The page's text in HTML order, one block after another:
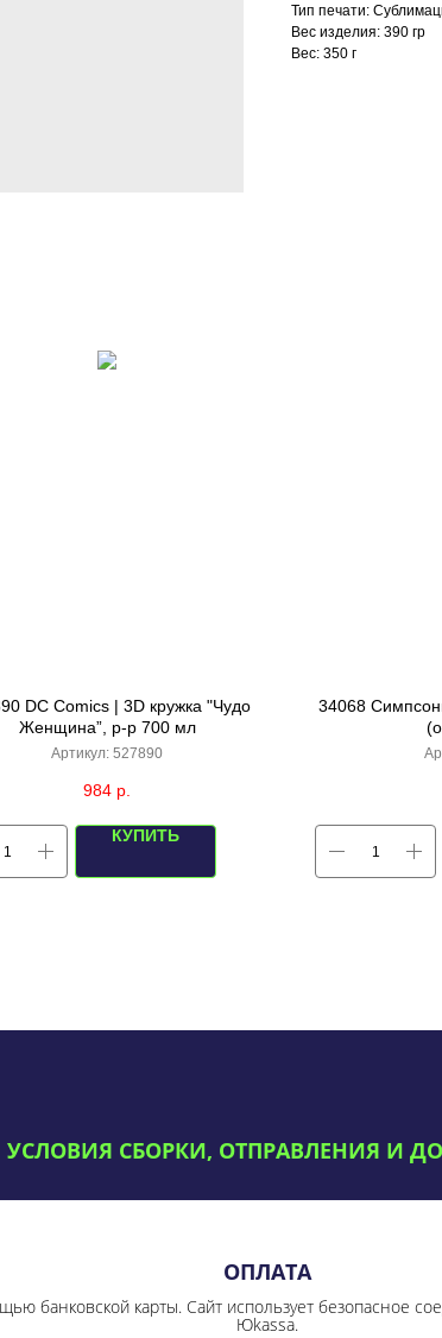
Тип печати:
Вес изделия: 390 гр
Вес: 350 г
DC Comics | 3D кружка "Чудо
Женщина”, р-р 700 мл
Артикул: 527890
984 р.
КУПИТЬ
34068
УСЛОВИЯ СБОРКИ, ОТПРАВЛЕНИЯ И
ОПЛАТА
банковской карты. Сайт использует безопасное
Юkassa.